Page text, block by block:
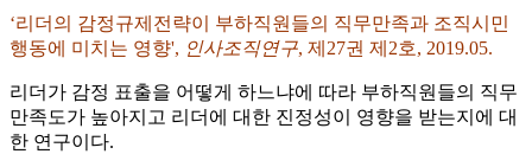
‘리더의 감정규제전략이 부하직원들의 직무만족과 조직시민
행동에 미치는 영향', 인사조직연구, 제27권 제2호, 2019.05.
리더가 감정 표출을 어떻게 하느냐에 따라 부하직원들의 직무
만족도가 높아지고 리더에 대한 진정성이 영향을 받는지에 대
한 연구이다.